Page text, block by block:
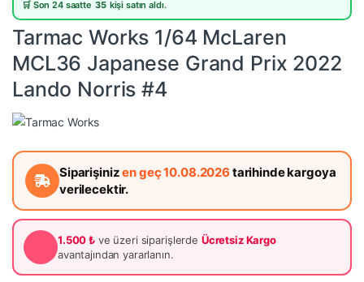
🛒 Son 24 saatte 35 kişi satın aldı.
Tarmac Works 1/64 McLaren
MCL36 Japanese Grand Prix 2022
Lando Norris #4
Siparişinizen geç 10.08.2026 tarihinde kargoya
verilecektir.
1.500 ₺ ve üzeri siparişlerde Ücretsiz Kargo
avantajından yararlanın.